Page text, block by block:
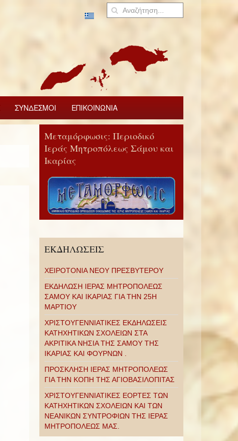
ΣΥΝΔΕΣΜΟΙ ΕΠΙΚΟΙΝΩΝΙΑ
Μεταμόρφωσις: Περιοδικό
Ιεράς Μητροπόλεως Σάμου και
Ικαρίας
ΕΚΔΗΛΩΣΕΙΣ
ΧΕΙΡΟΤΟΝΙΑ ΝΕΟΥ ΠΡΕΣΒΥΤΕΡΟΥ
ΕΚΔΗΛΩΣΗ ΙΕΡΑΣ ΜΗΤΡΟΠΟΛΕΩΣ
ΣΑΜΟΥ ΚΑΙ ΙΚΑΡΙΑΣ ΓΙΑ ΤΗΝ 25Η
ΜΑΡΤΙΟΥ
ΧΡΙΣΤΟΥΓΕΝΝΙΑΤΙΚΕΣ ΕΚΔΗΛΩΣΕΙΣ
ΚΑΤΗΧΗΤΙΚΩΝ ΣΧΟΛΕΙΩΝ ΣΤΑ
ΑΚΡΙΤΙΚΑ ΝΗΣΙΑ ΤΗΣ ΣΑΜΟΥ ΤΗΣ
ΙΚΑΡΙΑΣ ΚΑΙ ΦΟΥΡΝΩΝ .
ΠΡΟΣΚΛΗΣΗ ΙΕΡΑΣ ΜΗΤΡΟΠΟΛΕΩΣ
ΓΙΑ ΤΗΝ ΚΟΠΗ ΤΗΣ ΑΓΙΟΒΑΣΙΛΟΠΙΤΑΣ
ΧΡΙΣΤΟΥΓΕΝΝΙΑΤΙΚΕΣ ΕΟΡΤΕΣ ΤΩΝ
ΚΑΤΗΧΗΤΙΚΩΝ ΣΧΟΛΕΙΩΝ ΚΑΙ ΤΩΝ
ΝΕΑΝΙΚΩΝ ΣΥΝΤΡΟΦΙΩΝ ΤΗΣ ΙΕΡΑΣ
ΜΗΤΡΟΠΟΛΕΩΣ ΜΑΣ.